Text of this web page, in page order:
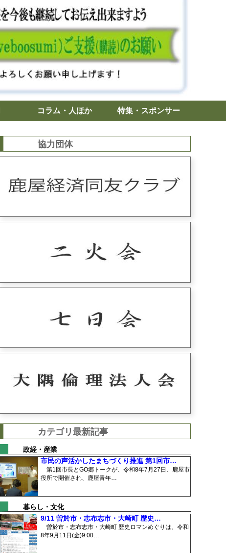
コラム・人ほか 特集・スポンサー
協力団体
カテゴリ最新記事
政経・産業
市民の声活かしたまちづくり推進 第1回市…
第1回市長とGO郷トークが、令和8年7月27日、鹿屋市
役所で開催され、鹿屋青年…
暮らし・文化
9/11 曽於市・志布志市・大崎町 歴史…
曽於市・志布志市・大崎町 歴史ロマンめぐりは、令和
8年9月11日(金)9:00…